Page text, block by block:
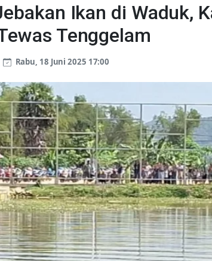
Ikan di Waduk,
Tenggelam
Rabu, 18 Juni 2025 17:00